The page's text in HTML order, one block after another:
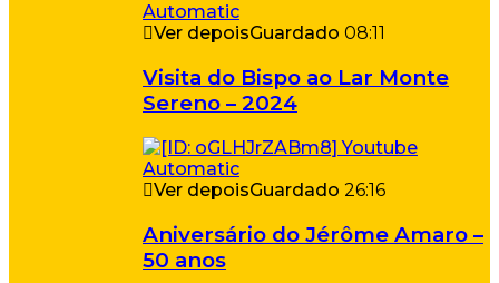
Ver depoisGuardado 08:11
Visita do Bispo ao Lar Monte
Sereno – 2024
Ver depoisGuardado 26:16
Aniversário do Jérôme Amaro –
50 anos